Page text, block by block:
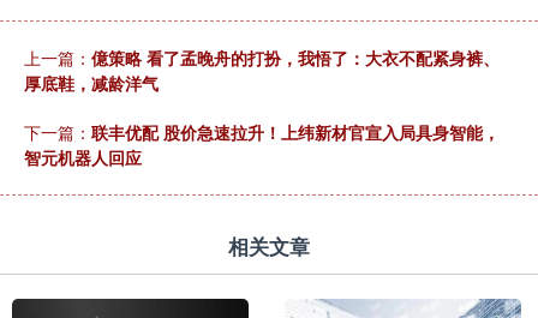
上一篇： 億策略 看了孟晚舟的打扮，我悟了：大衣不配紧身裤、
厚底鞋，减龄洋气
下一篇： 联丰优配 股价急速拉升！上纬新材官宣入局具身智能，
智元机器人回应
相关文章